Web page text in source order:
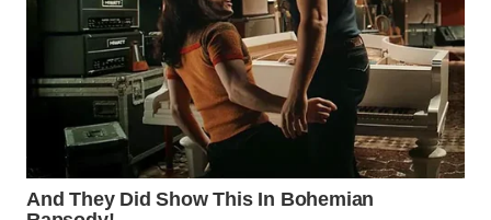
WAHANA
KONSUMEN
WAHANA
LISTRIK
WAHANA